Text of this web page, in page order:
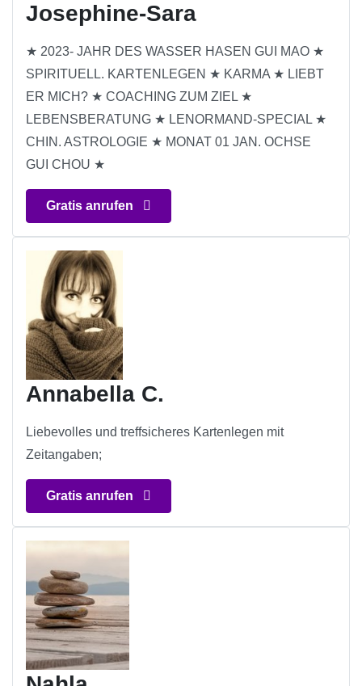
Josephine-Sara
★ 2023- JAHR DES WASSER HASEN GUI MAO ★
SPIRITUELL. KARTENLEGEN ★ KARMA ★ LIEBT
ER MICH? ★ COACHING ZUM ZIEL ★
LEBENSBERATUNG ★ LENORMAND-SPECIAL ★
CHIN. ASTROLOGIE ★ MONAT 01 JAN. OCHSE
GUI CHOU ★
Gratis anrufen
Annabella C.
Liebevolles und treffsicheres Kartenlegen mit
Zeitangaben;
Gratis anrufen